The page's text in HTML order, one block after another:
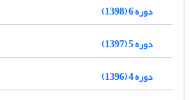
دوره 6 (1398)
دوره 5 (1397)
دوره 4 (1396)